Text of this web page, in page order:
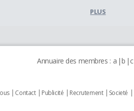
PLUS
Annuaire des membres : a b c
Contact Publicité Recrutement Societé